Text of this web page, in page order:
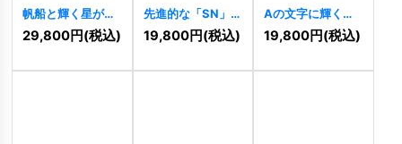
帆船と輝く星が導
く航海挑戦のロゴ
11458 ]
29,800円(税込)
先進的な「SN」の
スタイリッシュな
ロゴ 11459]
19,800円(税込)
Aの文字に輝く星
のロゴ[11456]
19,800円(税込)